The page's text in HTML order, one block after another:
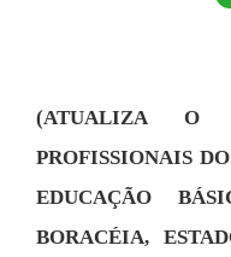
Galeria de Vídeos
Contas Públicas
(ATUALIZA O
PROFISSIONAIS
EDUCAÇÃO
BORACÉIA,